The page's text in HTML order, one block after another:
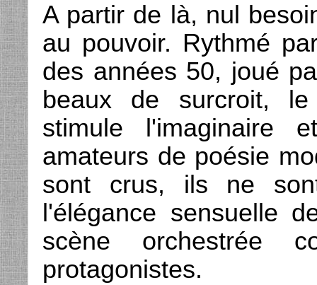
A partir de là, nul
au pouvoir. Rythmé
des années 50, joué
beaux de surcroit,
stimule
amateurs de poésie
sont crus, ils ne
l'élégance sensuelle
scène orchestrée
protagonistes.